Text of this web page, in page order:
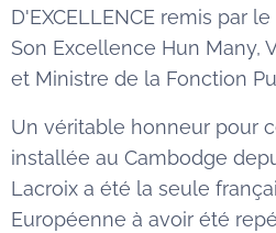
D'EXCELLENCE remis par
Son Excellence Hun Many,
et Ministre de la Fonction
Un véritable honneur pour
installée au Cambodge
Lacroix a été la seule
Européenne à avoir été